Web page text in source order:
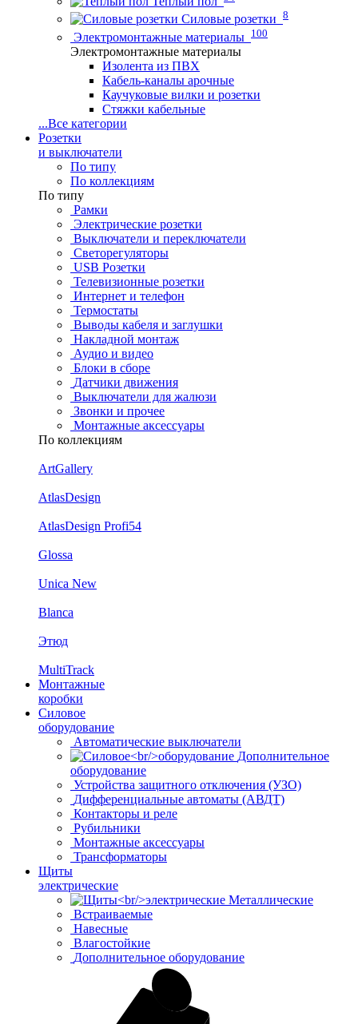
Силовые розетки 8
Электромонтажные материалы 100
Электромонтажные материалы
Изолента из ПВХ
Кабель-каналы арочные
Каучуковые вилки и розетки
Стяжки кабельные
...Все категории
Розетки
и выключатели
По типу
По коллекциям
По типу
Рамки
Электрические розетки
Выключатели и переключатели
Светорегуляторы
USB Розетки
Телевизионные розетки
Интернет и телефон
Термостаты
Выводы кабеля и заглушки
Накладной монтаж
Аудио и видео
Блоки в сборе
Датчики движения
Выключатели для жалюзи
Звонки и прочее
Монтажные аксессуары
По коллекциям
ArtGallery
AtlasDesign
AtlasDesign Profi54
Glossa
Unica New
Blanca
Этюд
MultiTrack
Монтажные
коробки
Силовое
оборудование
Автоматические выключатели
Дополнительное
оборудование
Устройства защитного отключения (УЗО)
Дифференциальные автоматы (АВДТ)
Контакторы и реле
Рубильники
Монтажные аксессуары
Трансформаторы
Щиты
электрические
Металлические
Встраиваемые
Навесные
Влагостойкие
Дополнительное оборудование